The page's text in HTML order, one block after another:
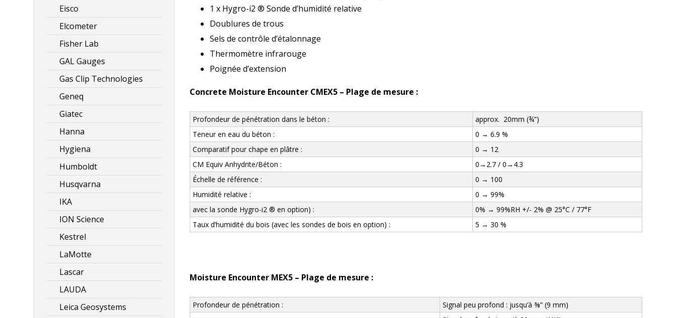
1 x Hygro-i2 ® Sonde d’humidité relative
Doublures de trous
Sels de contrôle d’étalonnage
Thermomètre infrarouge
Poignée d’extension
Concrete Moisture Encounter CMEX5 – Plage de mesure :
Profondeur de pénétration dans le béton :
approx. 20mm (¾”)
Teneur en eau du béton :
0 → 6.9 %
Comparatif pour chape en plâtre :
0 → 12
CM Equiv Anhydrite/Béton :
0→2.7 / 0→4.3
Échelle de référence :
0 → 100
Humidité relative :
0 → 99%
avec la sonde Hygro-i2 ® en option) :
0% → 99%RH +/- 2% @ 25°C / 77°F
Taux d’humidité du bois (avec les sondes de bois en option) :
5 → 30 %
Moisture Encounter MEX5 – Plage de mesure :
Profondeur de pénétration :
Signal peu profond : jusqu’à ⅜” (9 mm)
Eisco
Elcometer
Fisher Lab
GAL Gauges
Gas Clip Technologies
Geneq
Giatec
Hanna
Hygiena
Humboldt
Husqvarna
IKA
ION Science
Kestrel
LaMotte
Lascar
LAUDA
Leica Geosystems